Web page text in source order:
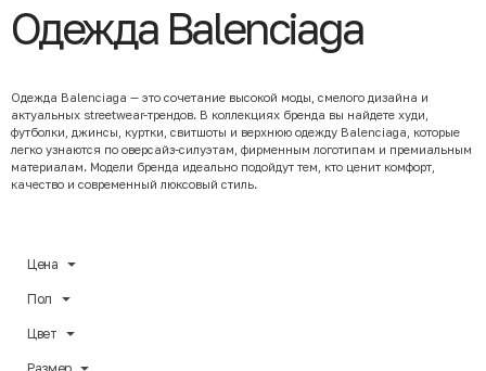
Одежда Balenciaga
Одежда Balenciaga — это сочетание высокой моды, смелого дизайна и
актуальных streetwear-трендов. В коллекциях бренда вы найдете худи,
футболки, джинсы, куртки, свитшоты и верхнюю одежду Balenciaga, которые
легко узнаются по оверсайз-силуэтам, фирменным логотипам и премиальным
материалам. Модели бренда идеально подойдут тем, кто ценит комфорт,
качество и современный люксовый стиль.
Цена
Пол
Цвет